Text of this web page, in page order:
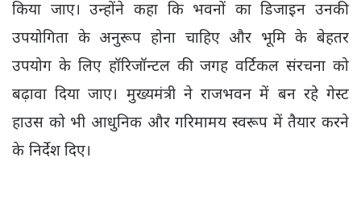
किया जाए। उन्होंने कहा कि भवनों का डिजाइन उनकी
उपयोगिता के अनुरूप होना चाहिए और भूमि के बेहतर
उपयोग के लिए हॉरिजॉन्टल की जगह वर्टिकल संरचना को
बढ़ावा दिया जाए। मुख्यमंत्री ने राजभवन में बन रहे गेस्ट
हाउस को भी आधुनिक और गरिमामय स्वरूप में तैयार करने
के निर्देश दिए।